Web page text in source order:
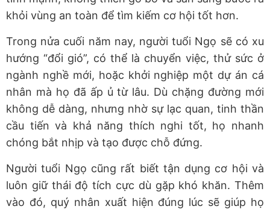
khỏi vùng an toàn để tìm kiếm cơ hội tốt hơn.
Trong nửa cuối năm nay, người tuổi Ngọ sẽ có xu
hướng “đổi gió”, có thể là chuyển việc, thử sức ở
ngành nghề mới, hoặc khởi nghiệp một dự án cá
nhân mà họ đã ấp ủ từ lâu. Dù chặng đường mới
không dễ dàng, nhưng nhờ sự lạc quan, tinh thần
cầu tiến và khả năng thích nghi tốt, họ nhanh
chóng bắt nhịp và tạo được chỗ đứng.
Người tuổi Ngọ cũng rất biết tận dụng cơ hội và
luôn giữ thái độ tích cực dù gặp khó khăn. Thêm
vào đó, quý nhân xuất hiện đúng lúc sẽ giúp họ